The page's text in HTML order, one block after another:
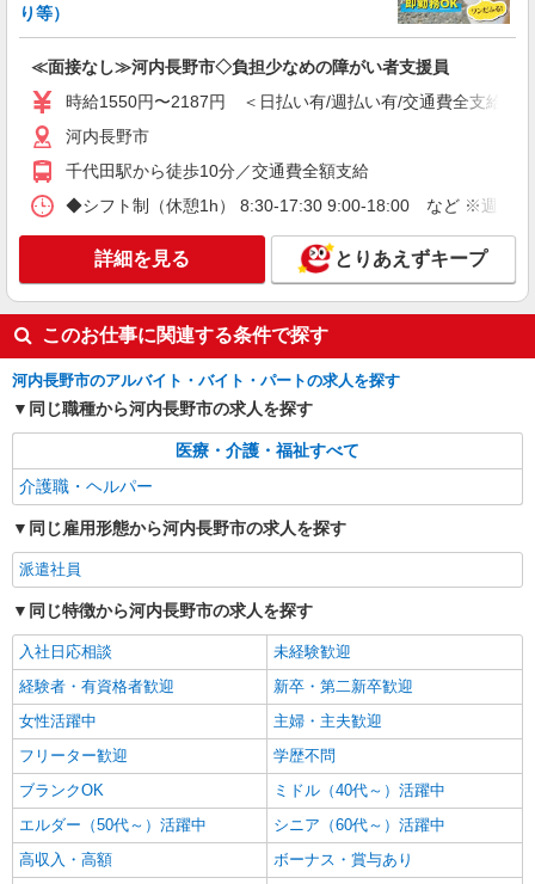
派遣社員
高齢者向け住宅staff
時給1700円 ◆前払い・日払い・週払いOK
キープ 詳細を見る
株式会社kotrio /●OS-H2-2006272
河内長野市＊グループホームSTAFF＊生活の
サポート業務を担当
時給1550円〜2187円 ＜日払い有/週払い有/交
通費全支給(ガソリン代含む)＞
河内長野市
キープ 詳細を見る
アルバイト パート
介護付有料老人ホーム ソラスト河内長野/2780000003-006
介護職員（ヘルパー）（役職なし）
大阪府河内長野市末広町2-35
詳細を見る
り等）
≪面接なし≫河内長野市◇負担少なめの障がい者支援員
時給1550円〜2187円 ＜日払い有/週払い有/交通費全支給(ガ
河内長野市
千代田駅から徒歩10分／交通費全額支給
◆シフト制（休憩1h） 8:30-17:30 9:00-18:00 など ※週3日
詳細を見る とりあえずキープ
このお仕事に関連する条件で探す
河内長野市のアルバイト・バイト・パートの求人を探す
同じ職種から河内長野市の求人を探す
医療・介護・福祉すべて
介護職・ヘルパー
同じ雇用形態から河内長野市の求人を探す
派遣社員
同じ特徴から河内長野市の求人を探す
入社日応相談
未経験歓迎
経験者・有資格者歓迎
新卒・第二新卒歓迎
女性活躍中
主婦・主夫歓迎
フリーター歓迎
学歴不問
ブランクOK
ミドル（40代～）活躍中
エルダー（50代～）活躍中
シニア（60代～）活躍中
高収入・高額
ボーナス・賞与あり